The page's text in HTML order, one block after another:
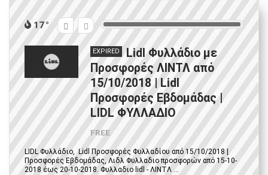
17
EXPIRED
Lidl Φυλλάδιο με
Προσφορές ΛΙΝΤΛ από
15/10/2018 | Lidl
Προσφορές Εβδομάδας |
LIDL ΦΥΛΛΑΔΙΟ
FREE
LIDL Φυλλάδιο, Lidl Προσφορές Φυλλαδίου από 15/10/2018 |
Προσφορές Εβδομάδας, Λιδλ Φυλλαδιο προσφορών από 15-10-
2018 έως 20-10-2018. Φυλλαδιο lidl - ΛΙΝΤΛ ...